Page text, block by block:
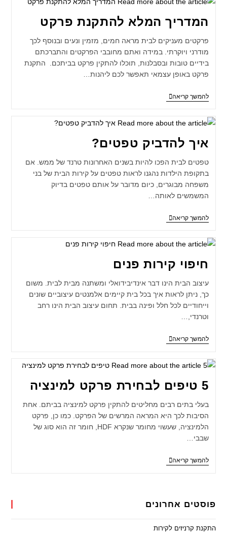
המדריך המלא להתקנת פרקט
פרקטים מעניקים לבית מראה חמים, מזמין ונעים ובנוסף לכך
מודרני ויוקרתי. במידה ואתם מחובבי הפרקטים והתברכתם
בידיים טובות ובסבלנות, תוכלו להתקין פרקט בביתכם. התקנת
פרקט באופן עצמאי תאפשר לכם ליהנות…
להמשך קריאה
איך להדביק טפטים?
טפטים לבית הפכו להיות בשנים האחרונות טרנד של ממש. אם
בתקופת הילדות נהגנו לראות טפטים על קירות הבית של בני
משפחה מבוגרים, כיום מדובר על אותם טפטים בדיוק
המשמשים לאותה…
להמשך קריאה
חיפוי קירות פנים
עיצוב הבית הינו דבר אינדיבידואלי ומשתנה מבית לבית. משום
כך, ניתן לראות איך בכל בית קיימים אלמנטים עיצוביים שונים
וייחודיים לכל חלל ופינה בבית. תחום עיצוב הבית הינו רחב
וטרנדי,…
להמשך קריאה
5 טיפים לבחירת פרקט למינציה
בעלי בתים רבים מחליטים להתקין פרקט למינציה בביתם. אחת
הסיבות לכך היא המראה המרשים של הפרקט. כמו כן, פרקט
הלמינציה, שעשוי מחומר שנקרא HDF, חומר זה הוא סוג של
שבבי…
להמשך קריאה
פוסטים אחרונים
התקנת קרניזים לקירות